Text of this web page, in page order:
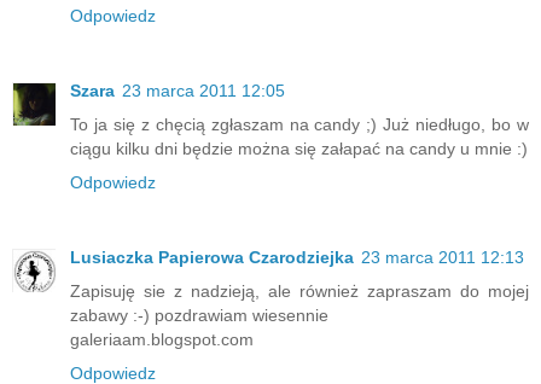
Odpowiedz
Szara 23 marca 2011 12:05
To ja się z chęcią zgłaszam na candy ;) Już niedługo, bo w
ciągu kilku dni będzie można się załapać na candy u mnie :)
Odpowiedz
Lusiaczka Papierowa Czarodziejka 23 marca 2011 12:13
Zapisuję sie z nadzieją, ale również zapraszam do mojej
zabawy :-) pozdrawiam wiesennie
galeriaam.blogspot.com
Odpowiedz